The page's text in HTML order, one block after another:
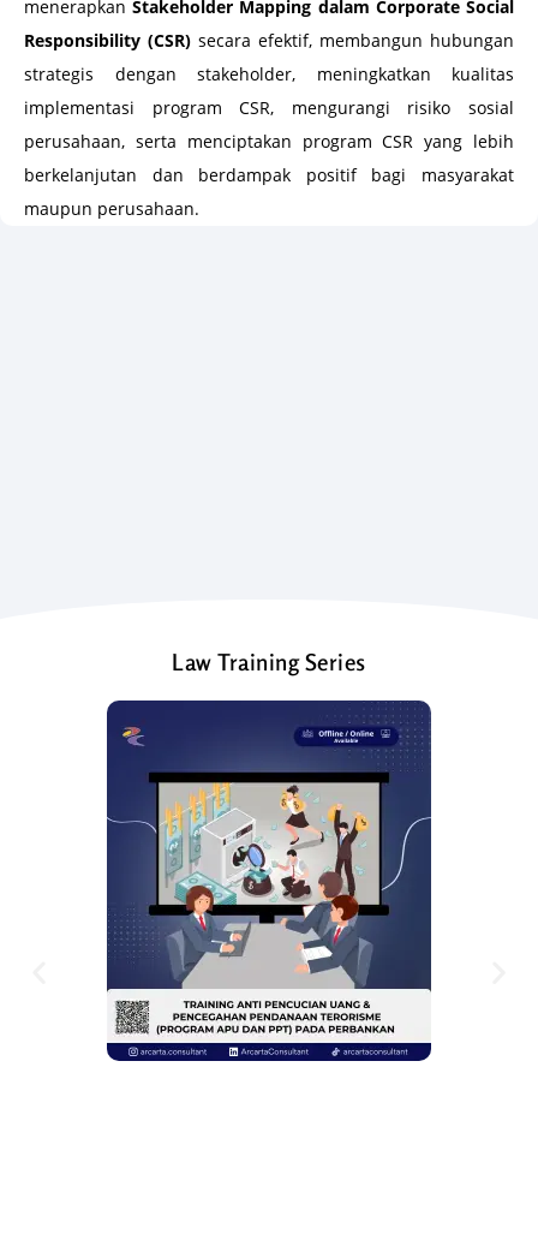
menerapkanStakeholder Mapping dalam Corporate Social
Responsibility (CSR) secara efektif, membangun hubungan
strategis dengan stakeholder, meningkatkan kualitas
implementasi program CSR, mengurangi risiko sosial
perusahaan, serta menciptakan program CSR yang lebih
berkelanjutan dan berdampak positif bagi masyarakat
maupun perusahaan.
Law Training Series